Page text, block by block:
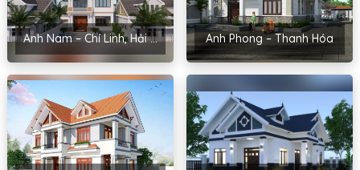
Anh Nam – Chí Linh, Hải Dương Anh Phong – Thanh Hóa